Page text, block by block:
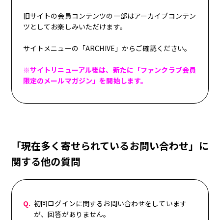
FC NEWS
OTHER TAKES
FC MOVIE
STAFF BLOG
WALLPAPER
旧サイトの会員コンテンツの一部はアーカイブコンテン
ツとしてお楽しみいただけます。
サイトメニューの「ARCHIVE」からご確認ください。
※サイトリニューアル後は、新たに「ファンクラブ会員
限定のメールマガジン」を開始します。
「現在多く寄せられているお問い合わせ」に
関する他の質問
Q. 初回ログインに関するお問い合わせをしています
が、回答がありません。